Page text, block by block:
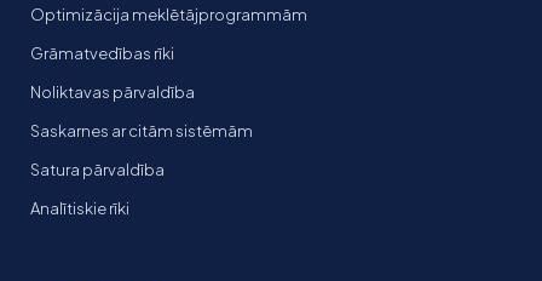
Optimizācija meklētājprogrammām
Grāmatvedības rīki
Noliktavas pārvaldība
Saskarnes ar citām sistēmām
Satura pārvaldība
Analītiskie rīki